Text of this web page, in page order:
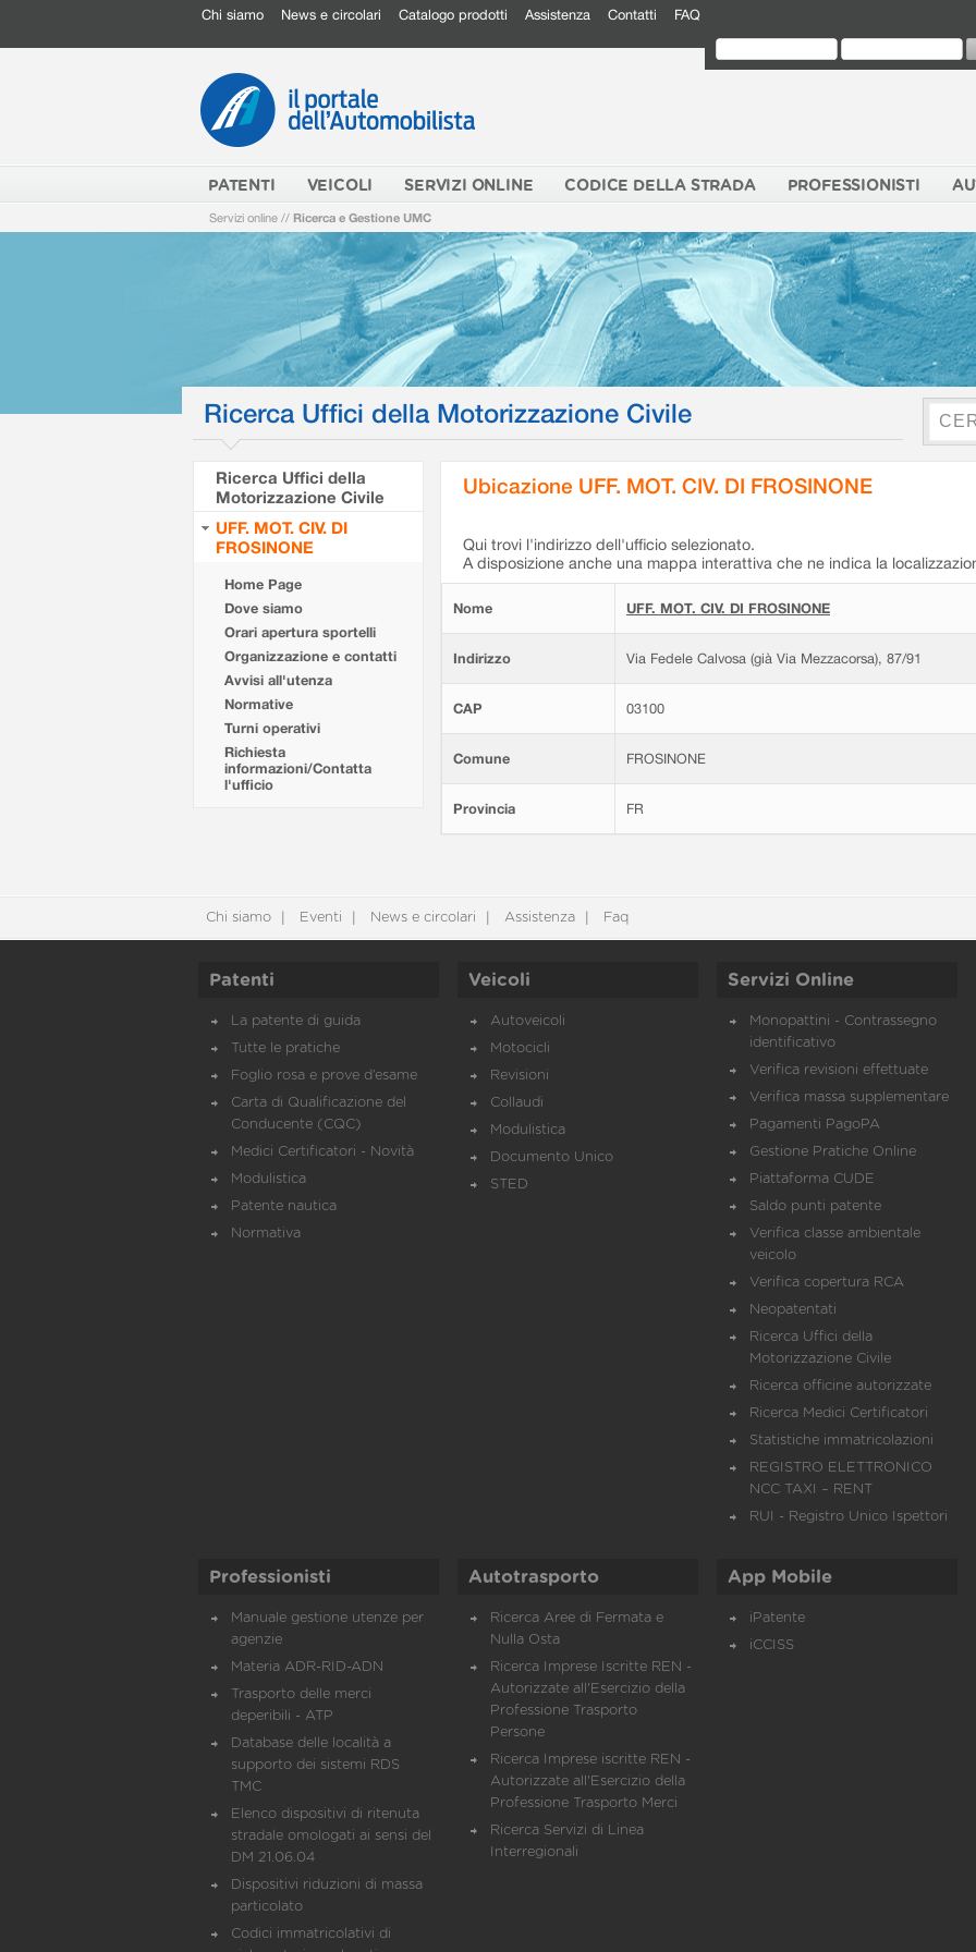
Chi siamo News e circolari Catalogo prodotti Assistenza Contatti FAQ
PATENTI VEICOLI SERVIZI ONLINE CODICE DELLA STRADA PROFESSIONISTI
Servizi online // Ricerca e Gestione UMC
Ricerca Uffici della Motorizzazione Civile
Ricerca Uffici della
Motorizzazione Civile
UFF. MOT. CIV. DI
FROSINONE
Home Page
Dove siamo
Orari apertura sportelli
Organizzazione e contatti
Avvisi all'utenza
Normative
Turni operativi
Richiesta
informazioni/Contatta
l'ufficio
Ubicazione UFF. MOT. CIV. DI FROSINONE
Qui trovi l'indirizzo dell'ufficio selezionato.
A disposizione anche una mappa interattiva che ne indica la
Nome UFF. MOT. CIV. DI FROSINONE
Indirizzo Via Fedele Calvosa (già Via Mezzacorsa), 87/91
CAP 03100
Comune FROSINONE
Provincia FR
Chi siamo Eventi News e circolari Assistenza Faq
Patenti
La patente di guida
Tutte le pratiche
Foglio rosa e prove d’esame
Carta di Qualificazione del
Conducente (CQC)
Medici Certificatori - Novità
Modulistica
Patente nautica
Normativa
Veicoli
Autoveicoli
Motocicli
Revisioni
Collaudi
Modulistica
Documento Unico
STED
Servizi Online
Monopattini - Contrassegno
identificativo
Verifica revisioni effettuate
Verifica massa supplementare
Pagamenti PagoPA
Gestione Pratiche Online
Piattaforma CUDE
Saldo punti patente
Verifica classe ambientale
veicolo
Verifica copertura RCA
Neopatentati
Ricerca Uffici della
Motorizzazione Civile
Ricerca officine autorizzate
Ricerca Medici Certificatori
Statistiche immatricolazioni
REGISTRO ELETTRONICO
NCC TAXI – RENT
RUI - Registro Unico Ispettori
Professionisti
Manuale gestione utenze per
agenzie
Materia ADR-RID-ADN
Trasporto delle merci
deperibili - ATP
Database delle località a
supporto dei sistemi RDS
TMC
Elenco dispositivi di ritenuta
stradale omologati ai sensi del
DM 21.06.04
Dispositivi riduzioni di massa
particolato
Codici immatricolativi di
Autotrasporto
Ricerca Aree di Fermata e
Nulla Osta
Ricerca Imprese Iscritte REN -
Autorizzate all'Esercizio della
Professione Trasporto
Persone
Ricerca Imprese iscritte REN -
Autorizzate all'Esercizio della
Professione Trasporto Merci
Ricerca Servizi di Linea
Interregionali
App Mobile
iPatente
iCCISS